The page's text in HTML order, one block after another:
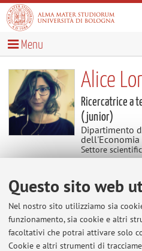
Questo sito web
Nel nostro sito utilizziamo sia
funzionamento, sia cookie e altri
facoltativi che potrai attivare solo
Cookie e altri strumenti di
Menu
Alice
Ricercatrice a
(junior)
Dipartimento
dell'Economia
Settore
Sociologia dei
Contenuti utili
Home>Contenuti utili> Weloming